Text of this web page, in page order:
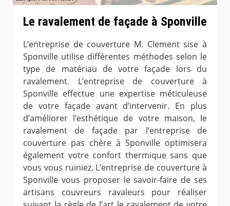
Le ravalement de façade à Sponville
L’entreprise de couverture M. Clement sise à
Sponville utilise différentes méthodes selon le
type de matériau de votre façade lors du
ravalement. L’entreprise de couverture à
Sponville effectue une expertise méticuleuse
de votre façade avant d’intervenir. En plus
d’améliorer l’esthétique de votre maison, le
ravalement de façade par l’entreprise de
couverture pas chère à Sponville optimisera
également votre confort thermique sans que
vous vous ruiniez. L’entreprise de couverture à
Sponville vous proposer le savoir-faire de ses
artisans couvreurs ravaleurs pour réaliser